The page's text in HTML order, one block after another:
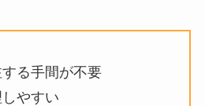
する手間が不要
やすい